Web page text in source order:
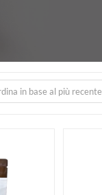
in base al più recente